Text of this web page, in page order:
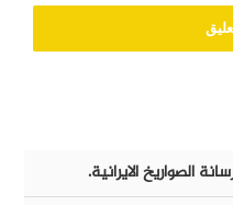
الصواريخ الايرانية.